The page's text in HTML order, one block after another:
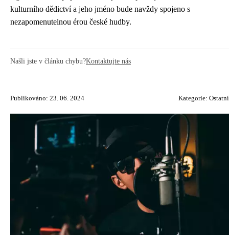
kulturního dědictví a jeho jméno bude navždy spojeno s
nezapomenutelnou érou české hudby.
Našli jste v článku chybu?Kontaktujte nás
Publikováno: 23. 06. 2024 Kategorie: Ostatní